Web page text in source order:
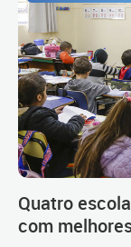
Quatro
com